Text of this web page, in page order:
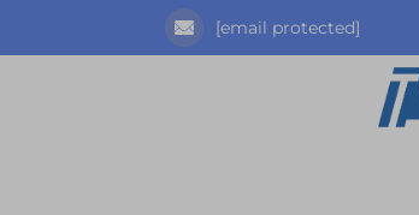
[email protected]